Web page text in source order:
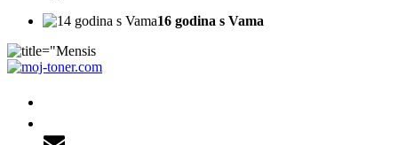
16 godina s Vama